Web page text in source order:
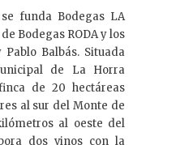
funda Bodegas LA
Bodegas RODA y los
Balbás. Situada
de La Horra
de 20 hectáreas
al sur del Monte de
al oeste del
dos vinos con la